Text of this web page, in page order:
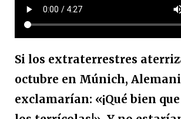
Si los extraterrestres
octubre en Múnich,
exclamarían: «¡Qué bien